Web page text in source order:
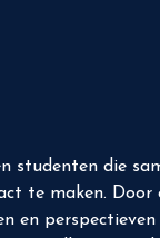
studenten die
te maken. Door
en